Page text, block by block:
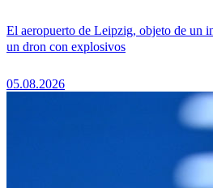
El aeropuerto de Leipzig, objeto de un
un dron con explosivos
05.08.2026